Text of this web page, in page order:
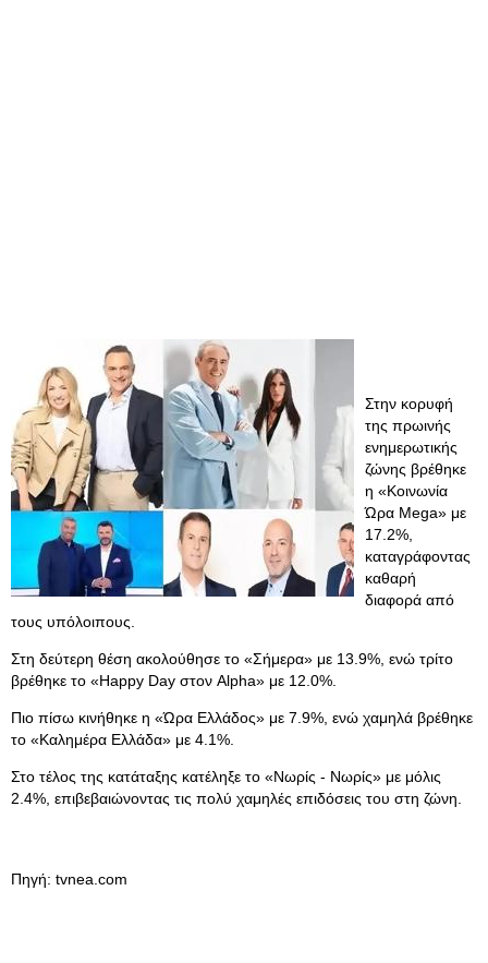
Στην κορυφή
της πρωινής
ενημερωτικής
ζώνης βρέθηκε
η «Κοινωνία
Ώρα Mega» με
17.2%,
καταγράφοντας
καθαρή
διαφορά από
τους υπόλοιπους.
Στη δεύτερη θέση ακολούθησε το «Σήμερα» με 13.9%, ενώ τρίτο
βρέθηκε το «Happy Day στον Alpha» με 12.0%.
Πιο πίσω κινήθηκε η «Ώρα Ελλάδος» με 7.9%, ενώ χαμηλά βρέθηκε
το «Καλημέρα Ελλάδα» με 4.1%.
Στο τέλος της κατάταξης κατέληξε το «Νωρίς - Νωρίς» με μόλις
2.4%, επιβεβαιώνοντας τις πολύ χαμηλές επιδόσεις του στη ζώνη.
Πηγή: tvnea.com